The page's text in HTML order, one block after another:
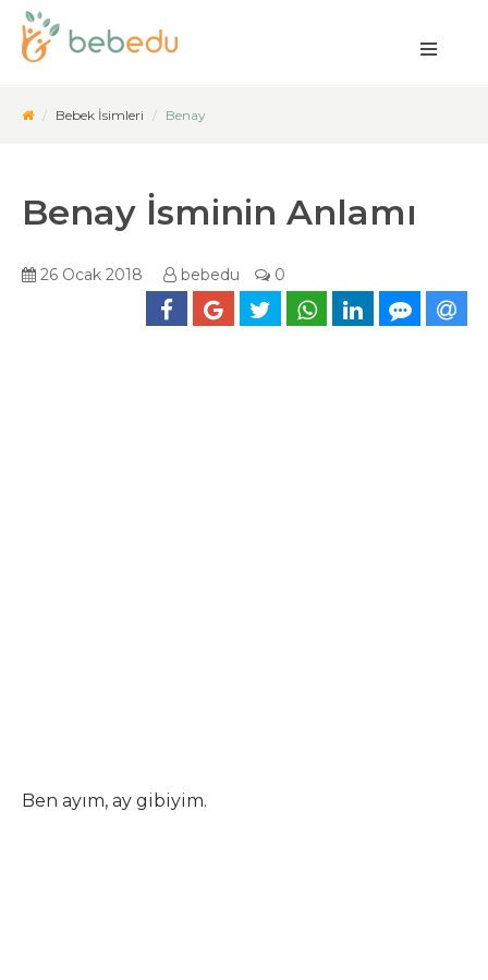
Bebek İsimleri Benay
Benay İsminin Anlamı
26 Ocak 2018 bebedu 0
Ben ayım, ay gibiyim.